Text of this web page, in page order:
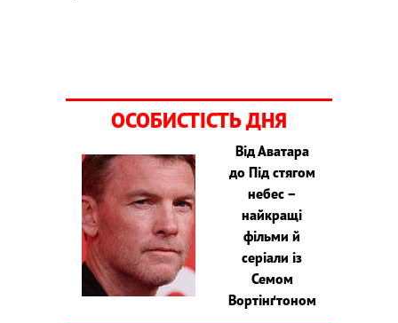
ОСОБИСТІСТЬ ДНЯ
Від Аватара
до Під стягом
небес –
найкращі
фільми й
серіали із
Семом
Вортінґтоном